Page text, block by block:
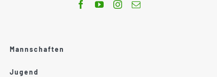
Mannschaften
Jugend